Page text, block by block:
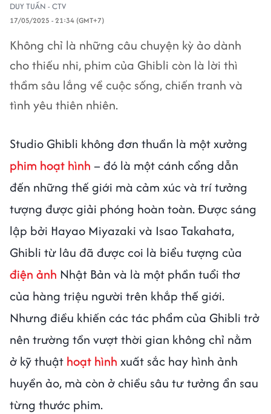
DUY TUẤN - CTV
17/05/2025 - 21:34 (GMT+7)
Không chỉ là những câu chuyện kỳ ảo dành
cho thiếu nhi, phim của Ghibli còn là lời thì
thầm sâu lắng về cuộc sống, chiến tranh và
tình yêu thiên nhiên.
Studio Ghibli không đơn thuần là một xưởng
phim hoạt hình – đó là một cánh cổng dẫn
đến những thế giới mà cảm xúc và trí tưởng
tượng được giải phóng hoàn toàn. Được sáng
lập bởi Hayao Miyazaki và Isao Takahata,
Ghibli từ lâu đã được coi là biểu tượng của
điện ảnh Nhật Bản và là một phần tuổi thơ
của hàng triệu người trên khắp thế giới.
Nhưng điều khiến các tác phẩm của Ghibli trở
nên trường tồn vượt thời gian không chỉ nằm
ở kỹ thuật hoạt hình xuất sắc hay hình ảnh
huyền ảo, mà còn ở chiều sâu tư tưởng ẩn sau
từng thước phim.